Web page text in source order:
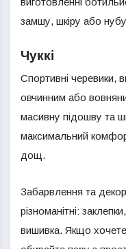
замшу, шкіру або
Чуккі
Спортивні черевики,
овчинним або
масивну підошву та
максимальний
дощ.
Забарвлення та
різноманітні:
вишивка. Якщо